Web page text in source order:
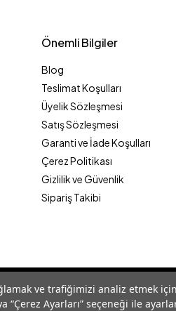
ve trafiğimizi analiz etmek
Ayarları” seçeneği ile
Önemli Bilgiler
Blog
Teslimat Koşulları
Üyelik Sözleşmesi
Satış Sözleşmesi
Garanti ve İade Koşulları
Çerez Politikası
Gizlilik ve Güvenlik
Sipariş Takibi